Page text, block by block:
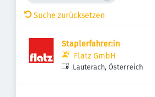
Suche zurücksetzen
Staplerfahrer:in
Flatz GmbH
Lauterach, Österreich